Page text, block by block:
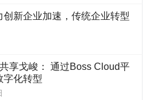
创新企业加速，传统企业转型
享戈峻： 通过Boss Cloud平
字化转型